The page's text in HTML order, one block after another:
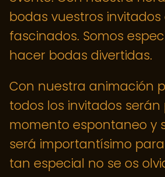
bodas vuestros
fascinados. Somos
hacer bodas divertidas.
Con nuestra animación
todos los invitados
momento espontaneo y
será importantísimo
tan especial no se os